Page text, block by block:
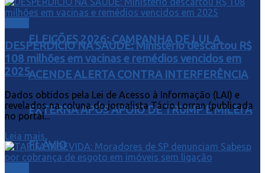
ELEIÇÕES 2026: CAMPANHA DE LULA
ACENDE ALERTA CONTRA INTERFERÊNCIA
EXTERNA APÓS APOIO DE TRUMP E MILEI A
FLÁVIO
DESPERDÍCIO NA SAÚDE: Ministério descartou R$
108 milhões em vacinas e remédios vencidos em
2025
Dados obtidos pela Lei de Acesso à Informação (LAI) e
revelados na coluna do jornalista Tácio Lorran (publicada
no portal...
Leia mais